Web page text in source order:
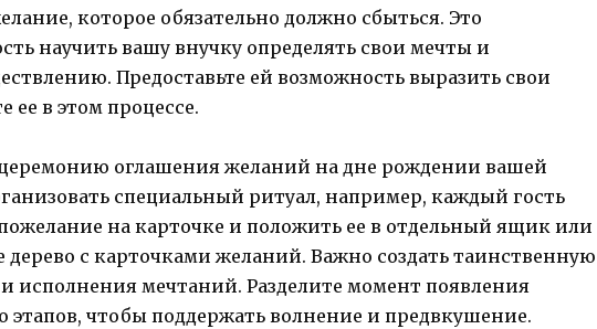
которое обязательно должно сбыться. Это
научить вашу внучку определять свои мечты и
Предоставьте ей возможность выразить свои
в этом процессе.
оглашения желаний на дне рождении вашей
специальный ритуал, например, каждый гость
на карточке и положить ее в отдельный ящик или
дерево с карточками желаний. Важно создать таинственную
исполнения мечтаний. Разделите момент появления
этапов, чтобы поддержать волнение и предвкушение.